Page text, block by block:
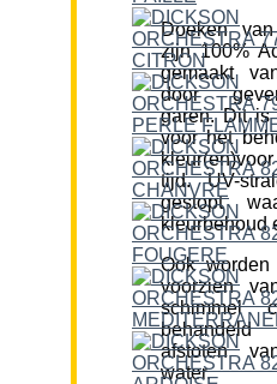
Doeken
zijn 100%
gemaakt
door
garen. Dit is
voor het
tijd. UV-
gestopt
kleurbehoud
Ook
voorzien
schimmel
afstoten
water.